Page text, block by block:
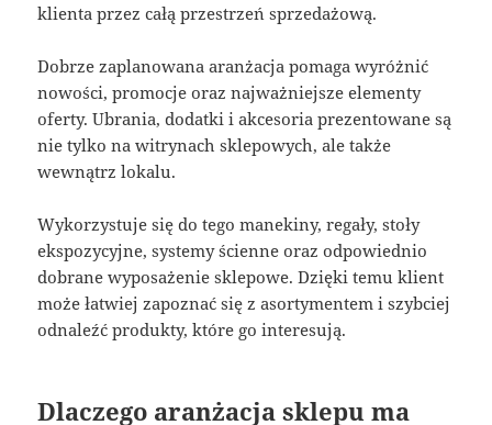
klienta przez całą przestrzeń sprzedażową.
Dobrze zaplanowana aranżacja pomaga wyróżnić
nowości, promocje oraz najważniejsze elementy
oferty. Ubrania, dodatki i akcesoria prezentowane są
nie tylko na witrynach sklepowych, ale także
wewnątrz lokalu.
Wykorzystuje się do tego manekiny, regały, stoły
ekspozycyjne, systemy ścienne oraz odpowiednio
dobrane wyposażenie sklepowe. Dzięki temu klient
może łatwiej zapoznać się z asortymentem i szybciej
odnaleźć produkty, które go interesują.
Dlaczego aranżacja sklepu ma